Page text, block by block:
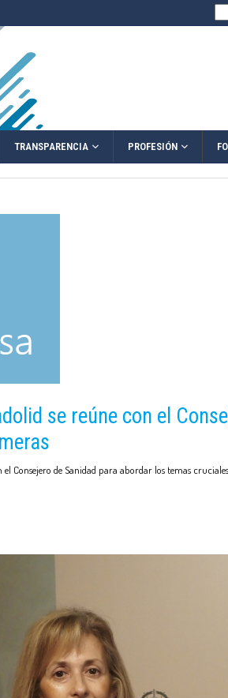
TRANSPARENCIA PROFESIÓN
se reúne con el
Consejero de Sanidad para abordar los temas